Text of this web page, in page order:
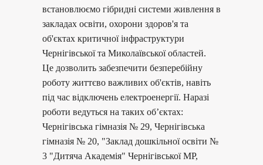
встановлюємо гібридні системи живлення в
закладах освіти, охорони здоров'я та
об'єктах критичної інфраструктури
Чернігівської та Миколаївської областей.
Це дозволить забезпечити безперебійну
роботу життєво важливих об'єктів, навіть
під час відключень електроенергії. Наразі
роботи ведуться на таких об’єктах:
Чернігівська гімназія № 29, Чернігівська
гімназія № 20, "Заклад дошкільної освіти №
3 "Дитяча Академія" Чернігівської МР,